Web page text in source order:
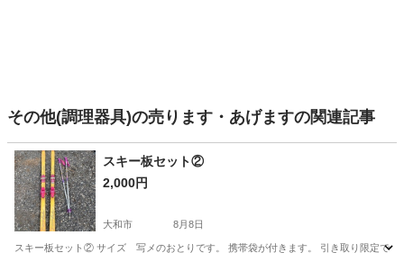
その他(調理器具)の売ります・あげますの関連記事
スキー板セット②
2,000円
大和市 8月8日
スキー板セット② サイズ 写メのおとりです。 携帯袋が付きます。 引き取り限定で